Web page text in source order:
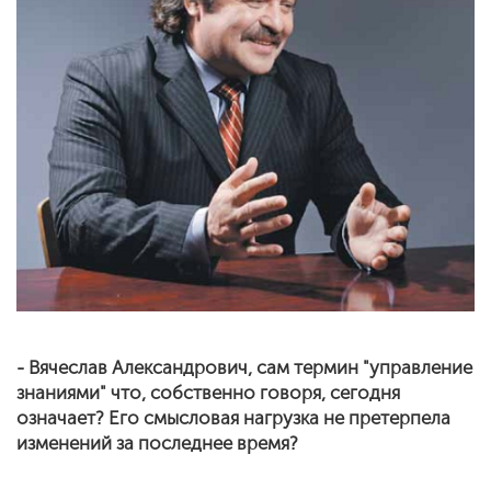
- Вячеслав Александрович, сам термин "управление
знаниями" что, собственно говоря, сегодня
означает? Его смысловая нагрузка не претерпела
изменений за последнее время?